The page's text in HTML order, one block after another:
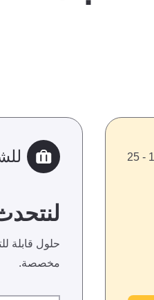
1 - 25
حلول قابلة
مخصصة.